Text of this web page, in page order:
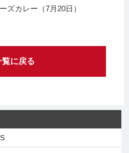
ズカレー（7月20日）
覧に戻る